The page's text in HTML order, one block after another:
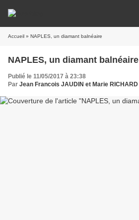
Accueil » NAPLES, un diamant balnéaire
NAPLES, un diamant balnéaire
Publié le 11/05/2017 à 23:38
Par Jean Francois JAUDIN et Marie RICHARD